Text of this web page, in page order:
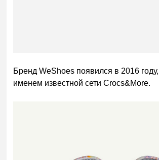
Бренд WeShoes появился в 2016
именем известной сети Crocs&More.